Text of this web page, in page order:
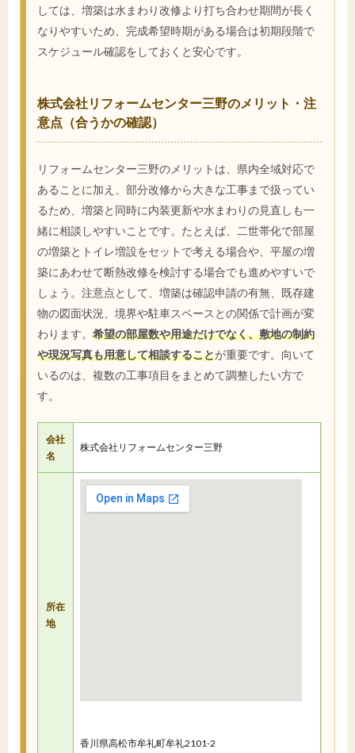
しては、増築は水まわり改修より打ち合わせ期間が長く
なりやすいため、完成希望時期がある場合は初期段階で
スケジュール確認をしておくと安心です。
株式会社リフォームセンター三野のメリット・注
意点（合うかの確認）
リフォームセンター三野のメリットは、県内全域対応で
あることに加え、部分改修から大きな工事まで扱ってい
るため、増築と同時に内装更新や水まわりの見直しも一
緒に相談しやすいことです。たとえば、二世帯化で部屋
の増築とトイレ増設をセットで考える場合や、平屋の増
築にあわせて断熱改修を検討する場合でも進めやすいで
しょう。注意点として、増築は確認申請の有無、既存建
物の図面状況、境界や駐車スペースとの関係で計画が変
わります。 希望の部屋数や用途だけでなく、敷地の制約
や現況写真も用意して相談することが重要です。向いて
いるのは、複数の工事項目をまとめて調整したい方で
す。
会社
名
株式会社リフォームセンター三野
所在
地
香川県高松市牟礼町牟礼2101-2